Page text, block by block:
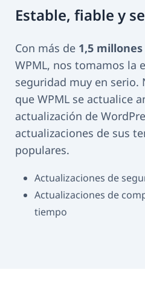
Estable, fiable y
Con más de 1,5
WPML, nos tomamos la
seguridad muy en serio.
que WPML se actualice
actualización de
actualizaciones de sus
populares.
Actualizaciones de
Actualizaciones de
tiempo